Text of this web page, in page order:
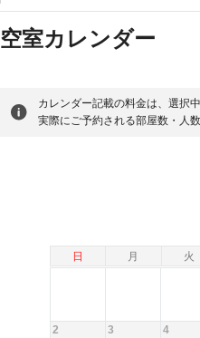
空室カレンダー
カレンダー記載の料金は、選択
実際にご予約される部屋数・人
日 月 火
2 3 4